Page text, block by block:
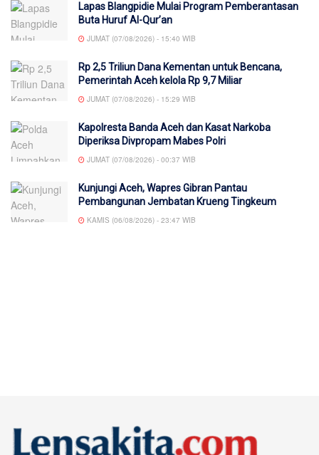
Lapas Blangpidie Mulai Program Pemberantasan
Buta Huruf Al-Qur’an
JUMAT (07/08/2026) - 15:40 WIB
Rp 2,5 Triliun Dana Kementan untuk Bencana,
Pemerintah Aceh kelola Rp 9,7 Miliar
JUMAT (07/08/2026) - 15:29 WIB
Kapolresta Banda Aceh dan Kasat Narkoba
Diperiksa Divpropam Mabes Polri
JUMAT (07/08/2026) - 00:37 WIB
Kunjungi Aceh, Wapres Gibran Pantau
Pembangunan Jembatan Krueng Tingkeum
KAMIS (06/08/2026) - 23:47 WIB